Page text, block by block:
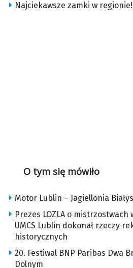
Najciekawsze zamki w regionie!
O tym się mówiło
Motor Lublin – Jagiellonia
Prezes LOZLA o mistrzostwach
UMCS Lublin dokonał rzeczy
historycznych
20. Festiwal BNP Paribas Dwa
Dolnym